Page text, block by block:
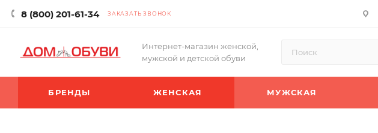
8 (800) 201-61-34 ЗАКАЗАТЬ ЗВОНОК
Интернет-магазин женской,
мужской и детской обуви
БРЕНДЫ ЖЕНСКАЯ МУЖСКАЯ